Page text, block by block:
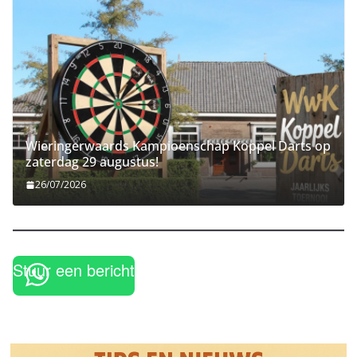
Wieringerwaards Kampioenschap Koppel Darts op
zaterdag 29 augustus!
26/07/2026
Stuur een bericht